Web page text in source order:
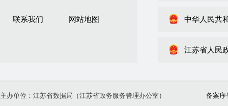
联系我们 网站地图 中华人民共
江苏省人民
主办单位：江苏省数据局（江苏省政务服务管理办公室） 备案序